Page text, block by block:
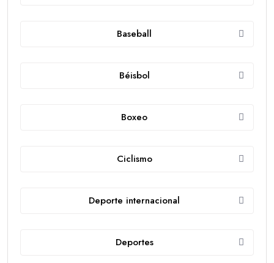
Baseball
Béisbol
Boxeo
Ciclismo
Deporte internacional
Deportes